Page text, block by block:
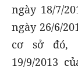
ngày 18/7/
ngày 26/6/
cơ sở đó,
19/9/2013